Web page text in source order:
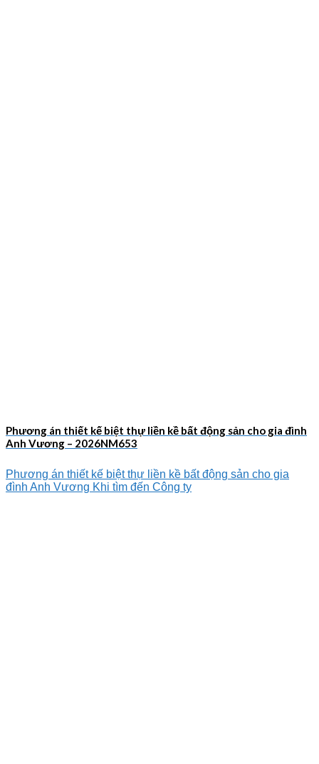
Phương án thiết kế biệt thự liền kề bất động sản cho gia đình
Anh Vương – 2026NM653
Phương án thiết kế biệt thự liền kề bất động sản cho gia
đình Anh Vương Khi tìm đến Công ty